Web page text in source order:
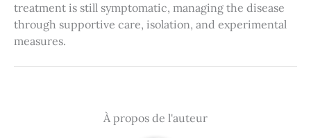
treatment is still symptomatic, managing the disease
through supportive care, isolation, and experimental
measures.
À propos de l'auteur